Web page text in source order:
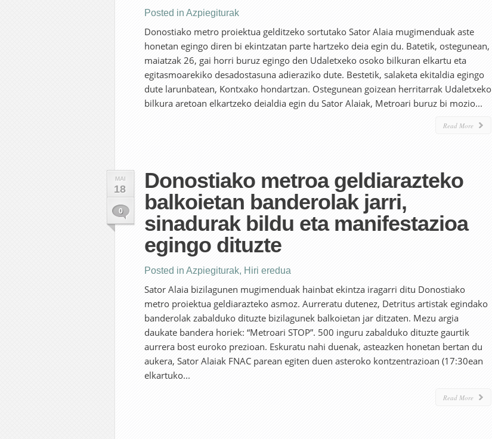
Posted in Azpiegiturak
Donostiako metro proiektua gelditzeko sortutako Sator Alaia mugimenduak aste
honetan egingo diren bi ekintzatan parte hartzeko deia egin du. Batetik, ostegunean,
maiatzak 26, gai horri buruz egingo den Udaletxeko osoko bilkuran elkartu eta
egitasmoarekiko desadostasuna adieraziko dute. Bestetik, salaketa ekitaldia egingo
dute larunbatean, Kontxako hondartzan. Ostegunean goizean herritarrak Udaletxeko
bilkura aretoan elkartzeko deialdia egin du Sator Alaiak, Metroari buruz bi mozio...
Read More
MAI
18
0
Donostiako metroa geldiarazteko
balkoietan banderolak jarri,
sinadurak bildu eta manifestazioa
egingo dituzte
Posted in Azpiegiturak, Hiri eredua
Sator Alaia bizilagunen mugimenduak hainbat ekintza iragarri ditu Donostiako
metro proiektua geldiarazteko asmoz. Aurreratu dutenez, Detritus artistak egindako
banderolak zabalduko dituzte bizilagunek balkoietan jar ditzaten. Mezu argia
daukate bandera horiek: “Metroari STOP”. 500 inguru zabalduko dituzte gaurtik
aurrera bost euroko prezioan. Eskuratu nahi duenak, asteazken honetan bertan du
aukera, Sator Alaiak FNAC parean egiten duen asteroko kontzentrazioan (17:30ean
elkartuko...
Read More